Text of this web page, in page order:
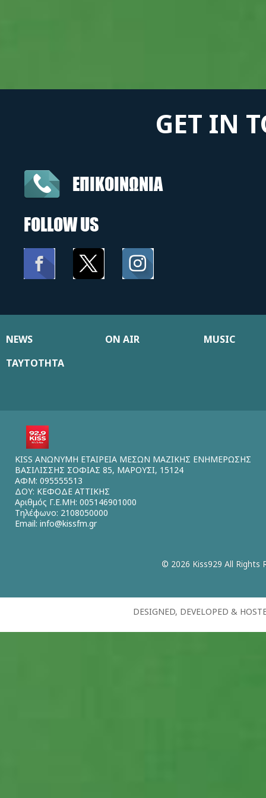
GET IN
ΕΠΙΚΟΙΝΩΝΙΑ
FOLLOW US
NEWS ON AIR
MUSIC
ΤΑΥΤΟΤΗΤΑ
KISS ΑΝΩΝΥΜΗ ΕΤΑΙΡΕΙΑ ΜΕΣΩΝ ΜΑΖΙΚΗΣ ΕΝΗΜΕΡΩΣΗΣ
ΒΑΣΙΛΙΣΣΗΣ ΣΟΦΙΑΣ 85, ΜΑΡΟΥΣΙ, 15124
ΑΦΜ: 095555513
ΔΟΥ: ΚΕΦΟΔΕ ΑΤΤΙΚΗΣ
Αριθμός Γ.Ε.ΜΗ: 005146901000
Τηλέφωνο: 2108050000
Email: info@kissfm.gr
© 2026 Kiss929 All Rights
DESIGNED, DEVELOPED &